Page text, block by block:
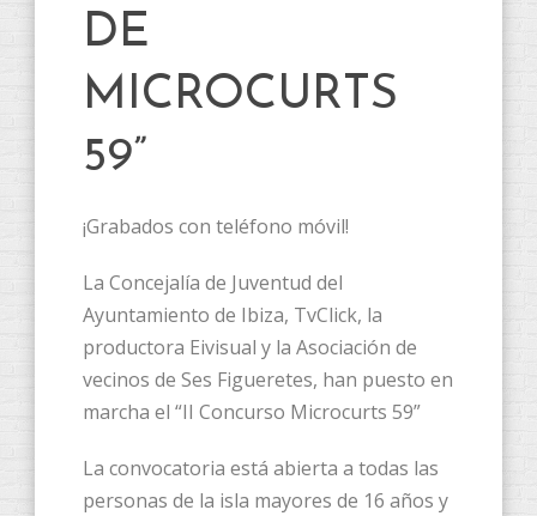
DE
MICROCURTS
59”
¡Grabados con teléfono móvil!
La Concejalía de Juventud del
Ayuntamiento de Ibiza, TvClick, la
productora Eivisual y la Asociación de
vecinos de Ses Figueretes, han puesto en
marcha el “II Concurso Microcurts 59”
La convocatoria está abierta a todas las
personas de la isla mayores de 16 años y